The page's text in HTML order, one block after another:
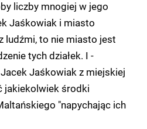
liczby mnogiej w jego
Jaśkowiak i miasto
ludźmi, to nie miasto jest
tych działek. I -
Jaśkowiak z miejskiej
jakiekolwiek środki
"napychając ich